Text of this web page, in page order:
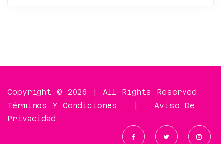
Copyright © 2026 | All Rights Reserved.
Términos Y Condiciones
Aviso De
Privacidad